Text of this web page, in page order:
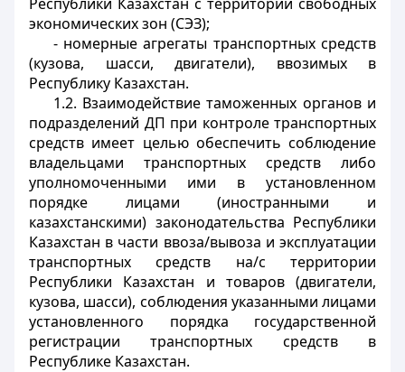
экономических зон (СЭЗ);
- номерные агрегаты транспортных средств
(кузова, шасси, двигатели), ввозимых в
Республику Казахстан.
1.2. Взаимодействие таможенных органов и
подразделений ДП при контроле транспортных
средств имеет целью обеспечить соблюдение
владельцами транспортных средств либо
уполномоченными ими в установленном
порядке лицами (иностранными и
казахстанскими) законодательства Республики
Казахстан в части ввоза/вывоза и эксплуатации
транспортных средств на/с территории
Республики Казахстан и товаров (двигатели,
кузова, шасси), соблюдения указанными лицами
установленного порядка государственной
регистрации транспортных средств в
Республике Казахстан.